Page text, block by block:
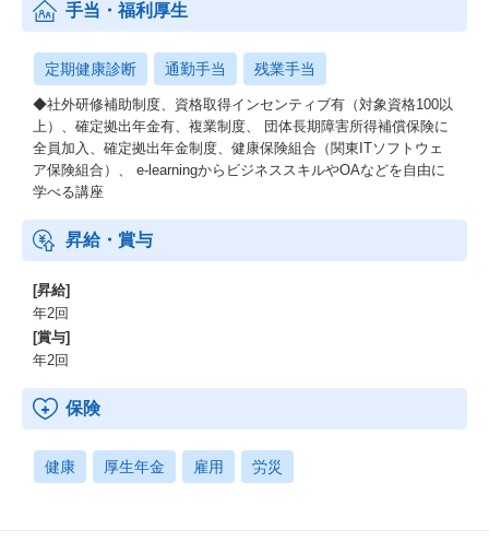
手当・福利厚生
定期健康診断 通勤手当 残業手当
◆社外研修補助制度、資格取得インセンティブ有（対象資格100以
上）、確定拠出年金有、複業制度、 団体長期障害所得補償保険に
全員加入、確定拠出年金制度、健康保険組合（関東ITソフトウェ
ア保険組合）、 e-learningからビジネススキルやOAなどを自由に
学べる講座
昇給・賞与
[昇給]
年2回
[賞与]
年2回
保険
健康 厚生年金 雇用 労災